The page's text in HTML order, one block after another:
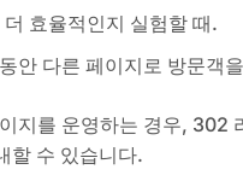
효율적인지 실험할 때.
안 다른 페이지로 방문객
지를 운영하는 경우, 302
할 수 있습니다.